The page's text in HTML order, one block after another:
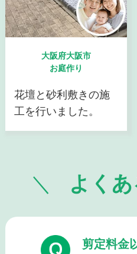
大阪府大阪市
お庭作り
花壇と砂利敷きの施
工を行いました。
よく
剪定料金